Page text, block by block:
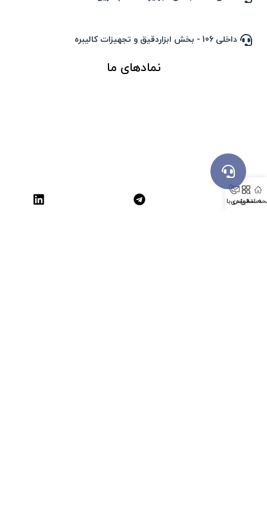
داخلی 106 - بخش ابزاردقیق و تجهیزات کالیبره
نمادهای ما
اصلی
دسته بندی
تماس با ما